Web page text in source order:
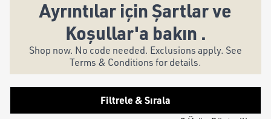
Ayrıntılar için Şartlar ve
Koşullar'a bakın .
Shop now. No code needed. Exclusions apply. See
Terms & Conditions for details.
Filtrele & Sırala